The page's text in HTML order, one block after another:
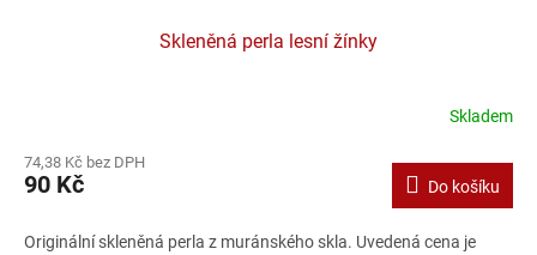
Skleněná perla lesní žínky
Skladem
74,38 Kč bez DPH
90 Kč Do košíku
Originální skleněná perla z muránského skla. Uvedená cena je